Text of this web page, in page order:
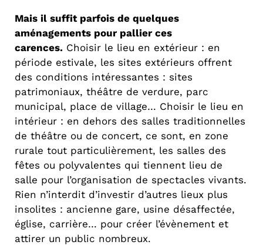
Mais il suffit parfois de quelques
aménagements pour pallier ces
carences. Choisir le lieu en extérieur : en
période estivale, les sites extérieurs offrent
des conditions intéressantes : sites
patrimoniaux, théâtre de verdure, parc
municipal, place de village… Choisir le lieu en
intérieur : en dehors des salles traditionnelles
de théâtre ou de concert, ce sont, en zone
rurale tout particulièrement, les salles des
fêtes ou polyvalentes qui tiennent lieu de
salle pour l’organisation de spectacles vivants.
Rien n’interdit d’investir d’autres lieux plus
insolites : ancienne gare, usine désaffectée,
église, carrière… pour créer l’évènement et
attirer un public nombreux.